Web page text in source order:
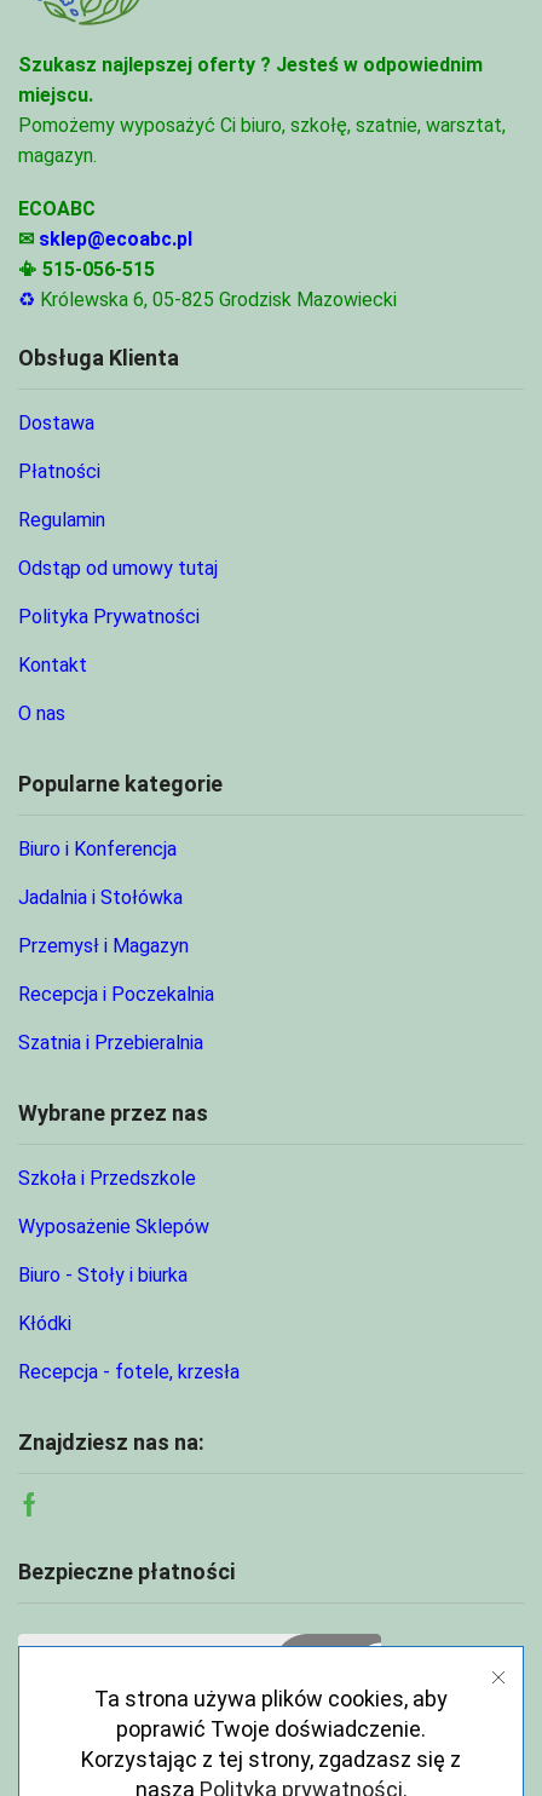
Szukasz najlepszej oferty ? Jesteś w odpowiednim
miejscu.
Pomożemy wyposażyć Ci biuro, szkołę, szatnie, warsztat,
magazyn.
ECOABC
✉ sklep@ecoabc.pl
📳 515-056-515
♻ Królewska 6, 05-825 Grodzisk Mazowiecki
Obsługa Klienta
Dostawa
Płatności
Regulamin
Odstąp od umowy tutaj
Polityka Prywatności
Kontakt
O nas
Popularne kategorie
Biuro i Konferencja
Jadalnia i Stołówka
Przemysł i Magazyn
Recepcja i Poczekalnia
Szatnia i Przebieralnia
Wybrane przez nas
Szkoła i Przedszkole
Wyposażenie Sklepów
Biuro - Stoły i biurka
Kłódki
Recepcja - fotele, krzesła
Znajdziesz nas na:
Facebook
Bezpieczne płatności
Ta strona używa plików cookies, aby
poprawić Twoje doświadczenie.
Korzystając z tej strony, zgadzasz się z
naszą Polityka prywatności.